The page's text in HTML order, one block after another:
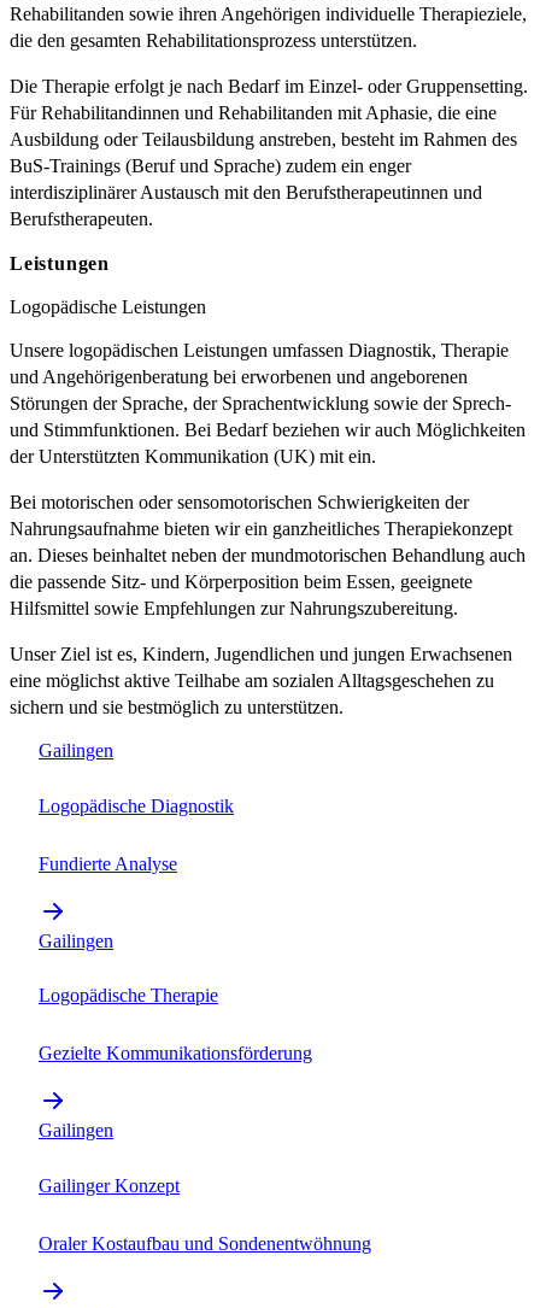
Rehabilitanden sowie ihren Angehörigen individuelle Therapieziele,
die den gesamten Rehabilitationsprozess unterstützen.
Die Therapie erfolgt je nach Bedarf im Einzel- oder Gruppensetting.
Für Rehabilitandinnen und Rehabilitanden mit Aphasie, die eine
Ausbildung oder Teilausbildung anstreben, besteht im Rahmen des
BuS-Trainings (Beruf und Sprache) zudem ein enger
interdisziplinärer Austausch mit den Berufstherapeutinnen und
Berufstherapeuten.
Leistungen
Logopädische Leistungen
Unsere logopädischen Leistungen umfassen Diagnostik, Therapie
und Angehörigenberatung bei erworbenen und angeborenen
Störungen der Sprache, der Sprachentwicklung sowie der Sprech-
und Stimmfunktionen. Bei Bedarf beziehen wir auch Möglichkeiten
der Unterstützten Kommunikation (UK) mit ein.
Bei motorischen oder sensomotorischen Schwierigkeiten der
Nahrungsaufnahme bieten wir ein ganzheitliches Therapiekonzept
an. Dieses beinhaltet neben der mundmotorischen Behandlung auch
die passende Sitz- und Körperposition beim Essen, geeignete
Hilfsmittel sowie Empfehlungen zur Nahrungszubereitung.
Unser Ziel ist es, Kindern, Jugendlichen und jungen Erwachsenen
eine möglichst aktive Teilhabe am sozialen Alltagsgeschehen zu
sichern und sie bestmöglich zu unterstützen.
Gailingen
Logopädische Diagnostik
Fundierte Analyse
Gailingen
Logopädische Therapie
Gezielte Kommunikationsförderung
Gailingen
Gailinger Konzept
Oraler Kostaufbau und Sondenentwöhnung